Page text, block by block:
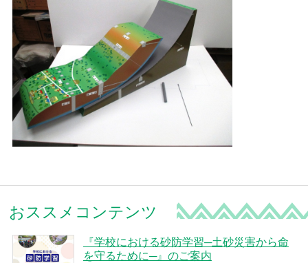
おススメコンテンツ
『学校における砂防学習─土砂災害から命
を守るために─』のご案内